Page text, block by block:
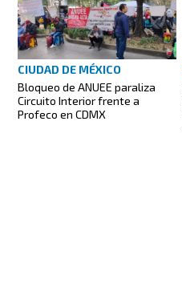
CIUDAD DE MÉXICO
Bloqueo de ANUEE paraliza
Circuito Interior frente a
Profeco en CDMX